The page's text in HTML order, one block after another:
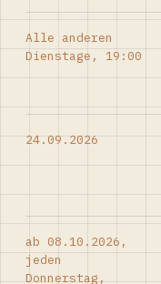
Alle anderen
Dienstage, 19:00
24.09.2026
ab 08.10.2026,
jeden
Donnerstag,